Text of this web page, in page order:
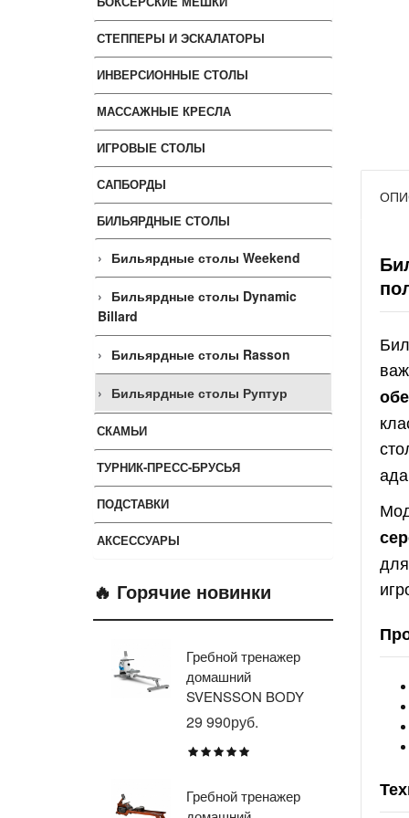
СТЕППЕРЫ И ЭСКАЛАТОРЫ
ИНВЕРСИОННЫЕ СТОЛЫ
МАССАЖНЫЕ КРЕСЛА
ИГРОВЫЕ СТОЛЫ
САПБОРДЫ
БИЛЬЯРДНЫЕ СТОЛЫ
Бильярдные столы Weekend
Бильярдные столы Dynamic
Billard
Бильярдные столы Rasson
Бильярдные столы Руптур
СКАМЬИ
ТУРНИК-ПРЕСС-БРУСЬЯ
ПОДСТАВКИ
АКСЕССУАРЫ
🔥 Горячие новинки
Гребной тренажер
домашний
SVENSSON BODY
LABS WHEELO
29 990руб.
Гребной тренажер